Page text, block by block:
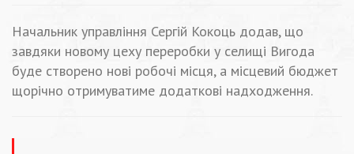
Начальник управління Сергій Кокоць додав, що
завдяки новому цеху переробки у селищі Вигода
буде створено нові робочі місця, а місцевий бюджет
щорічно отримуватиме додаткові надходження.